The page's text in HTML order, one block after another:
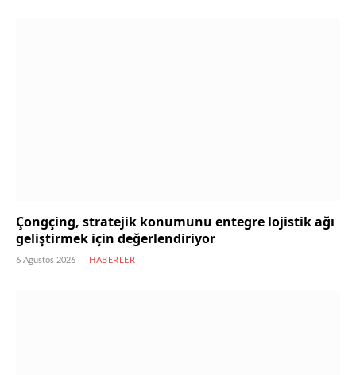
Çongçing, stratejik konumunu entegre lojistik ağı
geliştirmek için değerlendiriyor
6 Ağustos 2026 HABERLER